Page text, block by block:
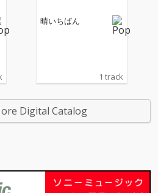
晴いちばん
1 track
Digital Catalog